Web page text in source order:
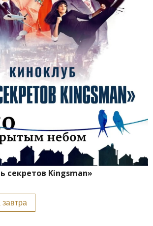
секретов Kingsman»
Расписание на завтра